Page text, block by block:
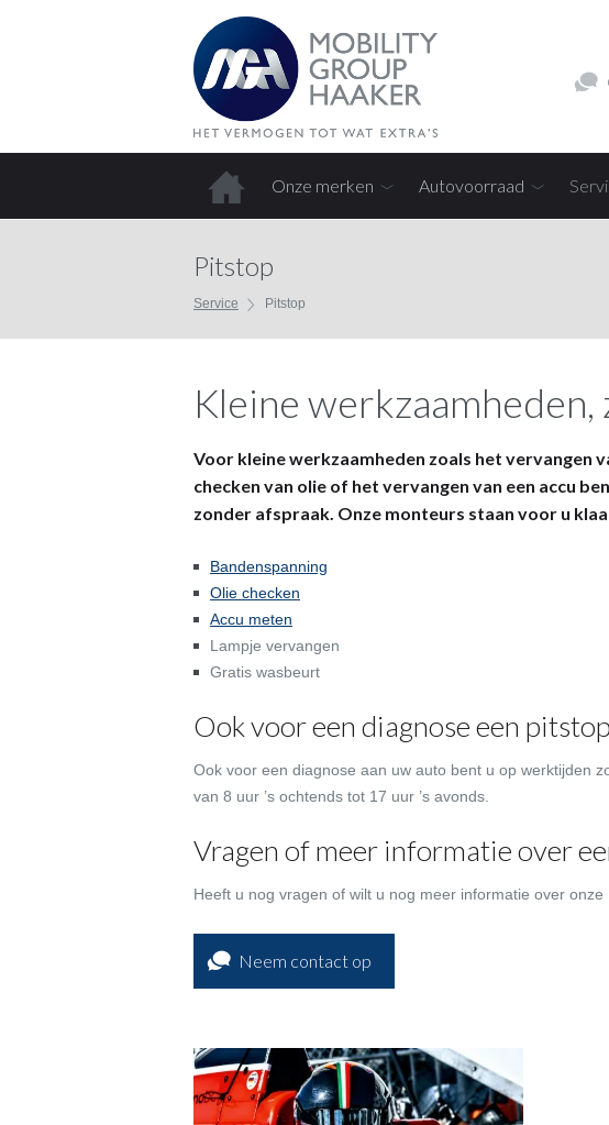
Onze merken Autovoorraad
Pitstop
Service Pitstop
Kleine
Voor kleine werkzaamheden zoals het vervangen
checken van olie of het vervangen van een accu
zonder afspraak. Onze monteurs staan voor u
Bandenspanning
Olie checken
Accu meten
Lampje vervangen
Gratis wasbeurt
Ook voor een diagnose een pitstop
Ook voor een diagnose aan uw auto bent u op werktijden
van 8 uur ’s ochtends tot 17 uur ’s avonds.
Vragen of meer informatie over
Heeft u nog vragen of wilt u nog meer informatie over
Neem contact op